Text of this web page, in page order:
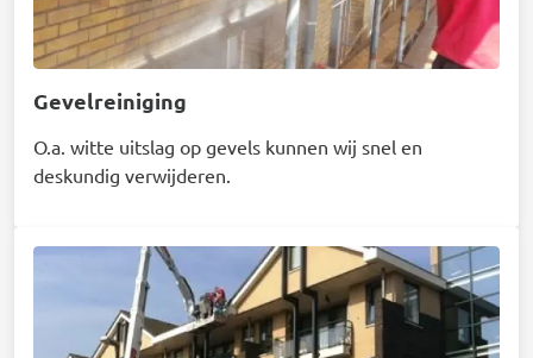
Gevelreiniging
O.a. witte uitslag op gevels kunnen wij snel en
deskundig verwijderen.